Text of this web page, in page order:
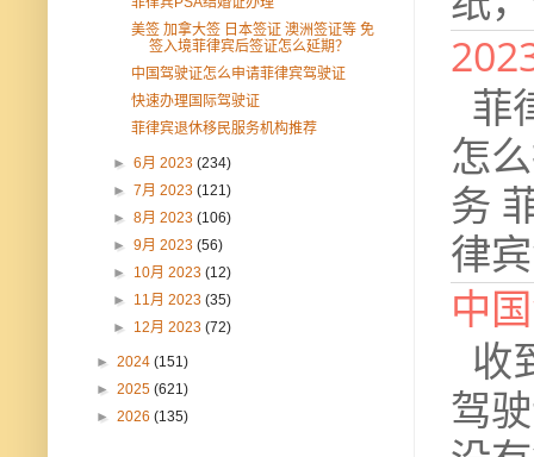
菲
怎
务
律
中
收
驾
美签 加拿大签 日本签证 澳洲签证等 免
签入境菲律宾后签证怎么延期？
中国驾驶证怎么申请菲律宾驾驶证
快速办理国际驾驶证
菲律宾退休移民服务机构推荐
►6月 2023(234)
►7月 2023(121)
►8月 2023(106)
►9月 2023(56)
► 10月 2023(12)
► 11月 2023(35)
► 12月 2023(72)
► 2024 (151)
► 2025 (621)
► 2026 (135)